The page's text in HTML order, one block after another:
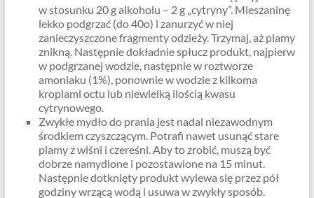
w stosunku 20 g alkoholu – 2 g „cytryny”. Mieszaninę
lekko podgrzać (do 40o) i zanurzyć w niej
zanieczyszczone fragmenty odzieży. Trzymaj, aż plamy
znikną. Następnie dokładnie spłucz produkt, najpierw
w podgrzanej wodzie, następnie w roztworze
amoniaku (1%), ponownie w wodzie z kilkoma
kroplami octu lub niewielką ilością kwasu
cytrynowego.
Zwykłe mydło do prania jest nadal niezawodnym
środkiem czyszczącym. Potrafi nawet usunąć stare
plamy z wiśni i czereśni. Aby to zrobić, muszą być
dobrze namydlone i pozostawione na 15 minut.
Następnie dotknięty produkt wylewa się przez pół
godziny wrzącą wodą i usuwa w zwykły sposób.